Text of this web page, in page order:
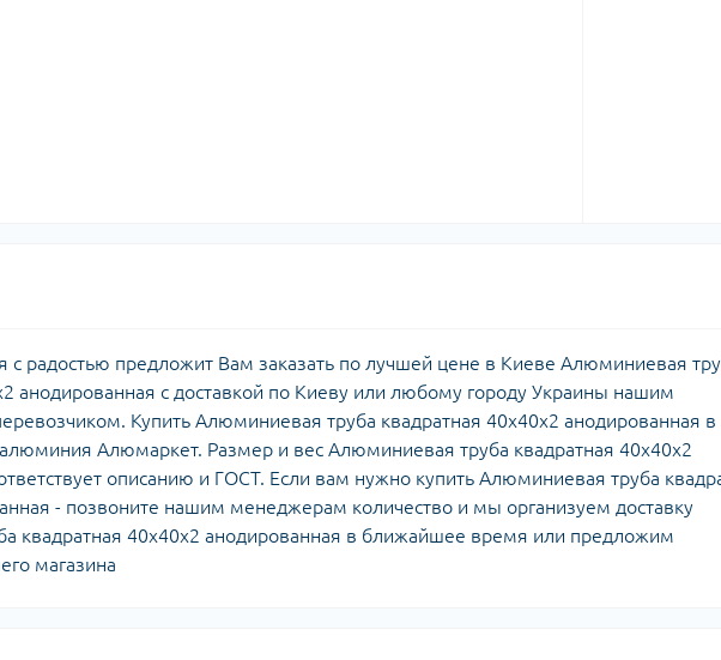
с радостью предложит Вам заказать по лучшей цене в Киеве Алюминиевая
анодированная с доставкой по Киеву или любому городу Украины нашим
Купить Алюминиевая труба квадратная 40х40х2 анодированная в
Алюмаркет. Размер и вес Алюминиевая труба квадратная 40х40х2
описанию и ГОСТ. Если вам нужно купить Алюминиевая труба
- позвоните нашим менеджерам количество и мы организуем доставку
квадратная 40х40х2 анодированная в ближайшее время или предложим
магазина